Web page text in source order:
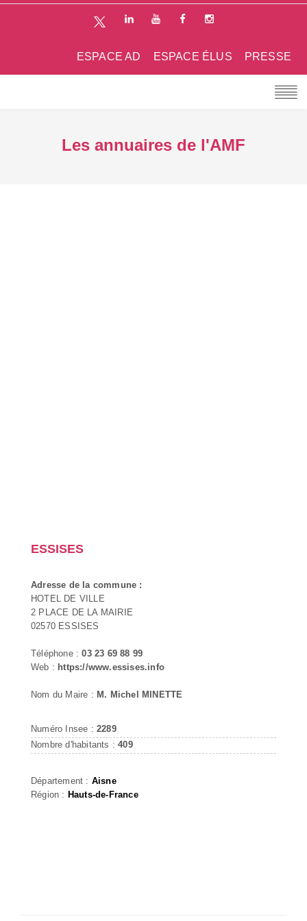
PRESSE
ESPACE ÉLUS
ESPACE AD
Les annuaires de l'AMF
ESSISES
Adresse de la commune :
HOTEL DE VILLE
2 PLACE DE LA MAIRIE
02570 ESSISES
Téléphone :03 23 69 88 99
Web : https://www.essises.info
Nom du Maire : M. Michel MINETTE
Numéro Insee : 2289
Nombre d'habitants :409
Département : Aisne
Région : Hauts-de-France